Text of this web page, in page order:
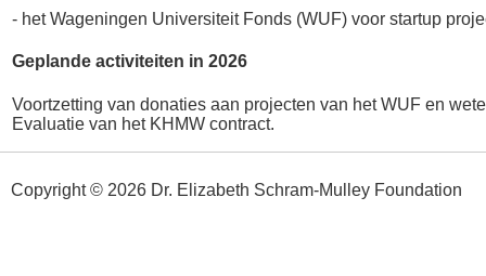
- het Wageningen Universiteit Fonds (WUF) voor startup
Geplande activiteiten in 2026
Voortzetting van donaties aan projecten van het WUF en
Evaluatie van het KHMW contract.
Copyright © 2026 Dr. Elizabeth Schram-Mulley Foundation